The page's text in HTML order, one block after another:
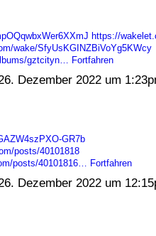
https://
wake/SfyUsKGINZBiVoYg5KWcy
gztcityn… Fortfahren
Dezember 2022 um
GR7b
posts/40101818
posts/40101816… Fortfahren
Dezember 2022 um